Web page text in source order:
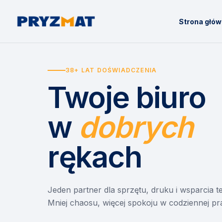
Strona
38+ LAT DOŚWIADCZENIA
Twoje biuro
w dobrych
rękach
Jeden partner dla sprzętu, druku i wsparcia
Mniej chaosu, więcej spokoju w codziennej